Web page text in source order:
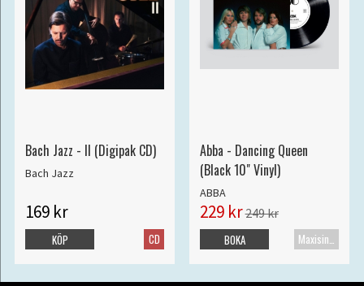
Bach Jazz - II (Digipak CD)
Bach Jazz
169 kr
CD
KÖP
Abba - Dancing Queen
(Black 10" Vinyl)
ABBA
229 kr249 kr
Maxisingel
BOKA